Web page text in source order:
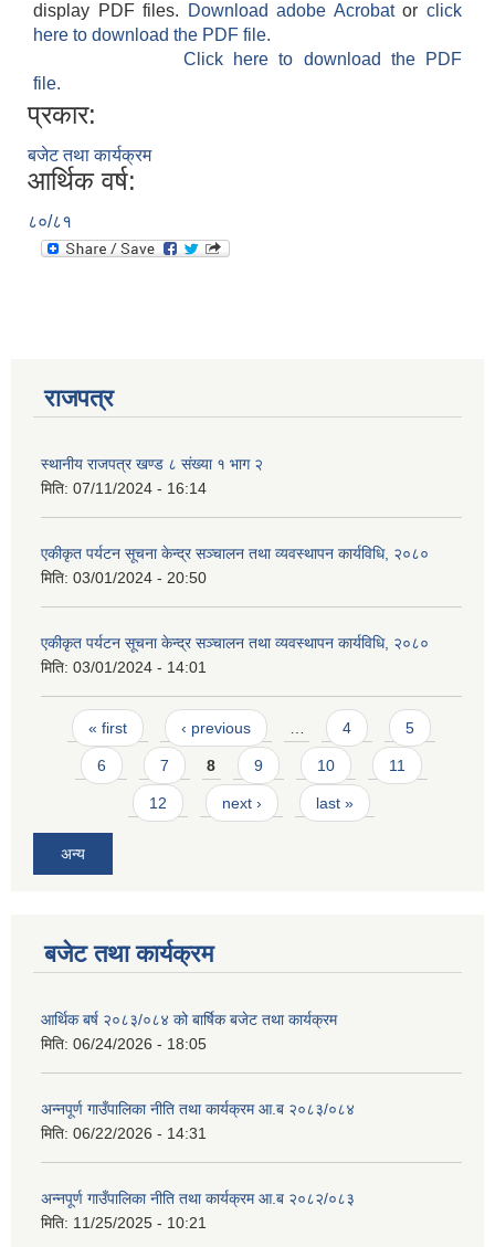
display PDF files.
Download adobe Acrobatorclick
here to download the PDF file.
Click here to download the PDF
file.
प्रकार:
बजेट तथा कार्यक्रम
आर्थिक वर्ष:
८०/८१
राजपत्र
स्थानीय राजपत्र खण्ड ८ संख्या १ भाग २
मिति: 07/11/2024 - 16:14
एकीकृत पर्यटन सूचना केन्द्र सञ्चालन तथा व्यवस्थापन कार्यविधि, २०८०
मिति: 03/01/2024 - 20:50
एकीकृत पर्यटन सूचना केन्द्र सञ्चालन तथा व्यवस्थापन कार्यविधि, २०८०
मिति: 03/01/2024 - 14:01
Pages
« first ‹ previous 4 5
6 7 8 9 10 11
12 next › last »
अन्य
बजेट तथा कार्यक्रम
आर्थिक बर्ष २०८३/०८४ को बार्षिक बजेट तथा कार्यक्रम
मिति: 06/24/2026 - 18:05
अन्नपूर्ण गाउँपालिका नीति तथा कार्यक्रम आ.ब २०८३/०८४
मिति: 06/22/2026 - 14:31
अन्नपूर्ण गाउँपालिका नीति तथा कार्यक्रम आ.ब २०८२/०८३
मिति: 11/25/2025 - 10:21